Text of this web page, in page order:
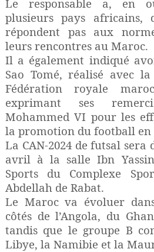
Le responsable a, en
plusieurs pays africains,
répondent pas aux
leurs rencontres au Maroc.
Il a également indiqué
Sao Tomé, réalisé avec
Fédération royale
exprimant ses
Mohammed VI pour les
la promotion du football en
La CAN-2024 de futsal sera
avril à la salle Ibn
Sports du Complexe
Abdellah de Rabat.
Le Maroc va évoluer
côtés de l’Angola, du
tandis que le groupe B
Libye, la Namibie et la